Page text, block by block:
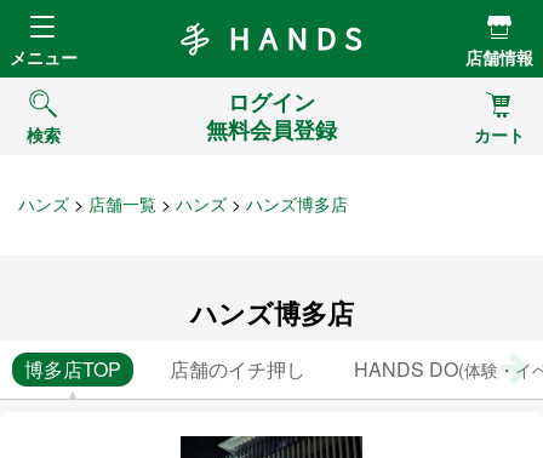
Hands ハンズ
メニュー 店舗情報
検索
ログイン
無料会員登録
カート
ハンズ 店舗一覧 ハンズ ハンズ博多店
ハンズ博多店
博多店TOP 店舗のイチ押し HANDS DO(体験・イ